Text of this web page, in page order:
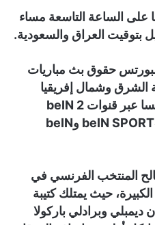
على الساعة التاسعة مساء
بتوقيت العراق والسعودية.
حقوق بث مباريات
في منطقة الشرق وشمال إفريقيا
وتتنقب مباراة العراق ضد فرنسا عبر قنوات 2 beIN
SPORTS MAX وbeIN SPORTS MAX 5 وbeIN
المنتخب الفرنسي في
حيث يمتلك كتيبة
وبرادلي باركولا